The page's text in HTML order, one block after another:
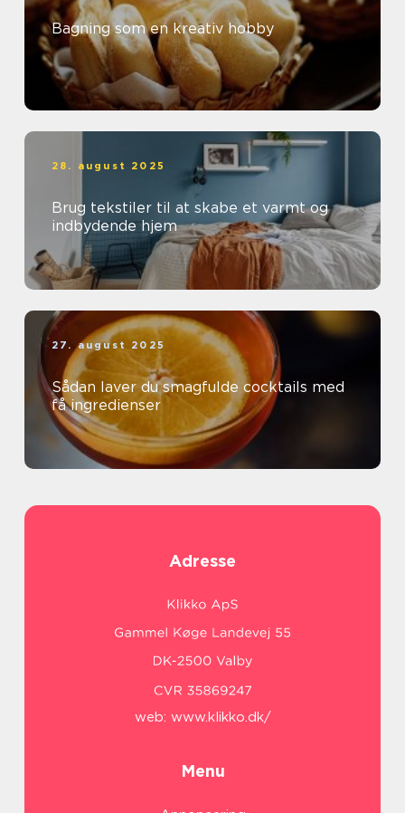
Bagning som en kreativ hobby
28. august 2025
Brug tekstiler til at skabe et varmt og
indbydende hjem
27. august 2025
Sådan laver du smagfulde cocktails med
få ingredienser
Adresse
web: www.klikko.dk/
Menu